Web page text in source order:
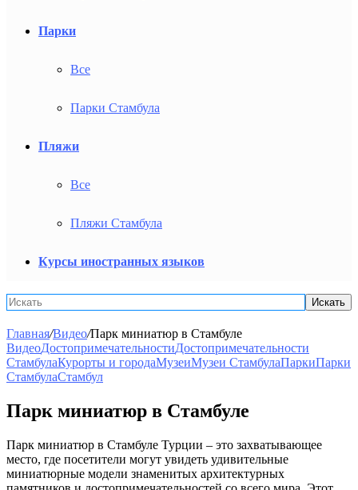
Парки
Все
Парки Стамбула
Пляжи
Все
Пляжи Стамбула
Курсы иностранных языков
Искать
Главная/Видео/Парк миниатюр в Стамбуле
ВидеоДостопримечательностиДостопримечательности
СтамбулаКурорты и городаМузеиМузеи СтамбулаПаркиПарки
СтамбулаСтамбул
Парк миниатюр в Стамбуле
Парк миниатюр в Стамбуле Турции – это захватывающее
место, где посетители могут увидеть удивительные
миниатюрные модели знаменитых архитектурных